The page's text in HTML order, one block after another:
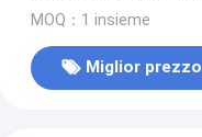
MOQ：1 insieme
Miglior prezzo